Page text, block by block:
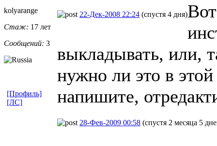
kolyarange
Стаж: 17 лет
Сообщений: 3
22-Дек-2008 22:24 (спустя 4 дня)
выкладывать, или,
нужно ли это в
напишите,
[Профиль]
[ЛС]
28-Фев-2009 00:58 (спустя 2 месяца 5